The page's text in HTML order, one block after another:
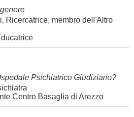
Ricercatrice, membro dell'Altro
Psichiatrico Giudiziario?
Centro Basaglia di Arezzo